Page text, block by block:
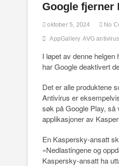
Google fjerner
oktober 5, 2024 No
AppGallery AVG antivirus
I løpet av denne
har Google deaktivert
Det er alle produktene
Antivirus er
søk på Google Play,
applikasjoner av
En Kaspersky-ansatt
«Nedlastingene og
Kaspersky-ansatt ha